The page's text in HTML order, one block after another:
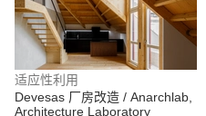
适应性利用
Devesas 厂房改造 / Anarchlab,
Architecture Laboratory